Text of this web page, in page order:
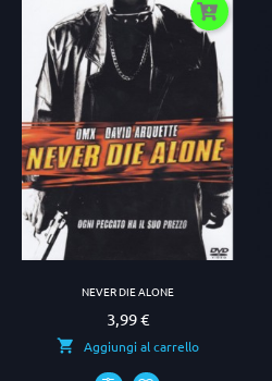
NEVER DIE ALONE
Prezzo
3,99 €
Aggiungi al carrello